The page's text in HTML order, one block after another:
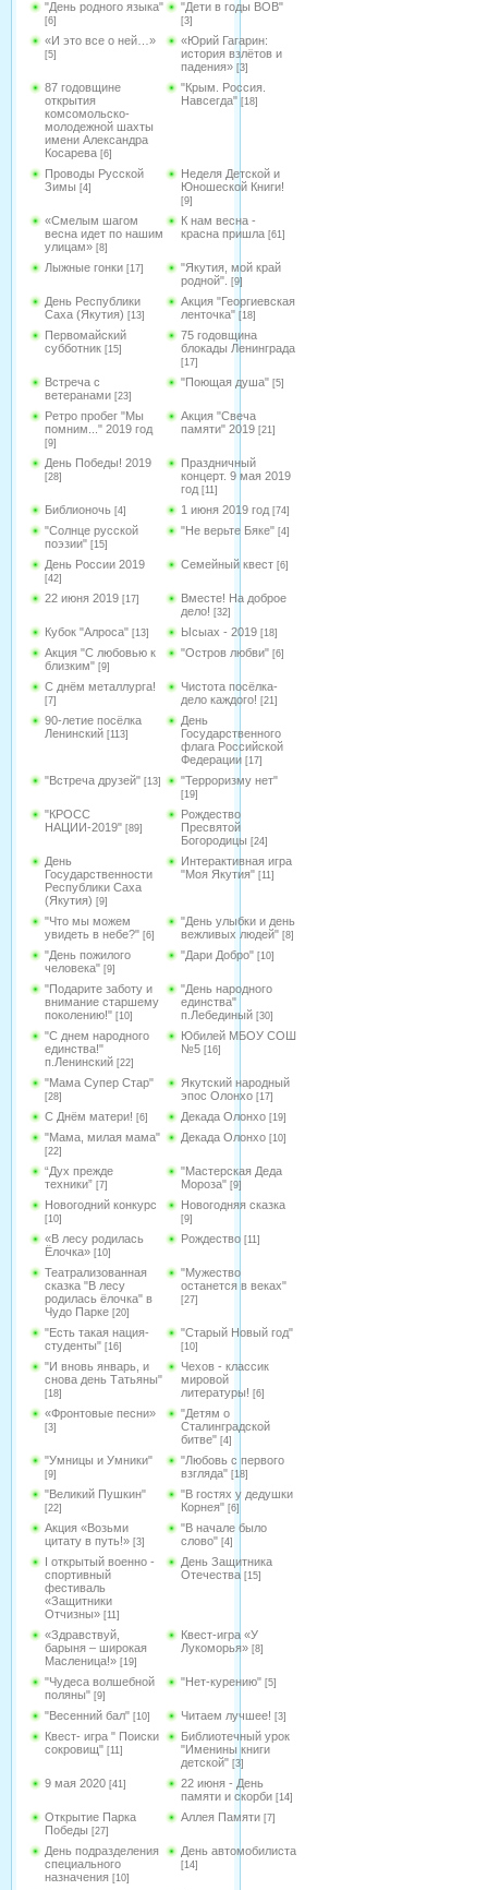
"День родного языка"
[6]
"Дети в годы ВОВ"
[3]
«И это все о ней…»
[5]
«Юрий Гагарин:
история взлётов и
падения» [3]
87 годовщине
открытия
комсомольско-
молодежной шахты
имени Александра
Косарева [6]
"Крым. Россия.
Навсегда" [18]
Проводы Русской
Зимы [4]
Неделя Детской и
Юношеской Книги!
[9]
«Смелым шагом
весна идет по нашим
улицам» [8]
К нам весна -
красна пришла [61]
Лыжные гонки [17]
"Якутия, мой край
родной".
[9]
День Республики
Саха (Якутия) [13]
Акция "Георгиевская
ленточка" [18]
Первомайский
субботник [15]
75 годовщина
блокады Ленинграда
[17]
Встреча с
ветеранами [23]
"Поющая душа" [5]
Ретро пробег "Мы
помним..." 2019 год
[9]
Акция "Свеча
памяти" 2019 [21]
День Победы! 2019
[28]
Праздничный
концерт. 9 мая 2019
год [11]
Библионочь [4] 1 июня 2019 год [74]
"Солнце русской
поэзии" [15]
"Не верьте Бяке" [4]
День России 2019
[42]
Семейный квест [6]
22 июня 2019 [17]
Вместе! На доброе
дело! [32]
Кубок "Алроса" [13] Ысыах - 2019 [18]
Акция "С любовью к
близким" [9]
"Остров любви" [6]
С днём металлурга!
[7]
Чистота посёлка-
дело каждого! [21]
90-летие посёлка
Ленинский [113]
День
Государственного
флага Российской
Федерации [17]
"Встреча друзей" [13] "Терроризму нет"
[19]
"КРОСС
НАЦИИ-2019" [89]
Рождество
Пресвятой
Богородицы [24]
День
Государственности
Республики Саха
(Якутия) [9]
Интерактивная игра
"Моя Якутия" [11]
"Что мы можем
увидеть в небе?" [6]
"День улыбки и день
вежливых людей" [8]
"День пожилого
человека" [9]
"Дари Добро" [10]
"Подарите заботу и
внимание старшему
поколению!" [10]
"День народного
единства"
п.Лебединый [30]
"С днем народного
единства!"
п.Ленинский [22]
Юбилей МБОУ СОШ
№5 [16]
"Мама Супер Стар"
[28]
Якутский народный
эпос Олонхо [17]
С Днём матери! [6] Декада Олонхо [19]
"Мама, милая мама"
[22]
Декада Олонхо [10]
“Дух прежде
техники” [7]
"Мастерская Деда
Мороза" [9]
Новогодний конкурс
[10]
Новогодняя сказка
[9]
«В лесу родилась
Ёлочка» [10]
Рождество [11]
Театрализованная
сказка "В лесу
родилась ёлочка" в
Чудо Парке [20]
"Мужество
останется в веках"
[27]
"Есть такая нация-
студенты" [16]
"Старый Новый год"
[10]
"И вновь январь, и
снова день Татьяны"
[18]
Чехов - классик
мировой
литературы! [6]
«Фронтовые песни»
[3]
"Детям о
Сталинградской
битве" [4]
"Умницы и Умники"
[9]
"Любовь с первого
взгляда" [18]
"Великий Пушкин"
[22]
"В гостях у дедушки
Корнея" [6]
Акция «Возьми
цитату в путь!» [3]
"В начале было
слово" [4]
I открытый военно -
спортивный
фестиваль
«Защитники
Отчизны» [11]
День Защитника
Отечества [15]
«Здравствуй,
барыня – широкая
Масленица!» [19]
Квест-игра «У
Лукоморья» [8]
"Чудеса волшебной
поляны" [9]
"Нет-курению" [5]
"Весенний бал" [10] Читаем лучшее! [3]
Квест- игра " Поиски
сокровищ" [11]
Библиотечный урок
"Именины книги
детской" [3]
9 мая 2020 [41]
22 июня - День
памяти и скорби [14]
Открытие Парка
Победы [27]
Аллея Памяти [7]
День подразделения
специального
назначения [10]
День автомобилиста
[14]